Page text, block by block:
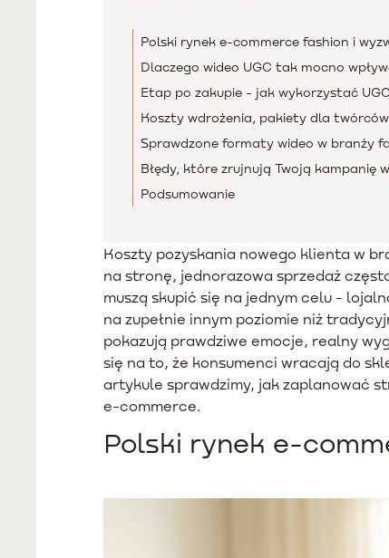
Polski rynek e-commerce fashion i
Dlaczego wideo UGC tak mocno
Etap po zakupie - jak wykorzystać
Koszty wdrożenia, pakiety dla
Sprawdzone formaty wideo w branży
Błędy, które zrujnują Twoją kampanię
Podsumowanie
Koszty pozyskania nowego klienta w
na stronę, jednorazowa sprzedaż
muszą skupić się na jednym celu -
na zupełnie innym poziomie niż
pokazują prawdziwe emocje, realny
się na to, że konsumenci wracają do
artykule sprawdzimy, jak zaplanować
e-commerce.
Polski rynek e-